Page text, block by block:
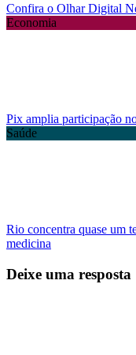
Confira o Olhar Digital
Economia
Pix amplia participação
Saúde
Rio concentra quase um
medicina
Deixe uma resposta